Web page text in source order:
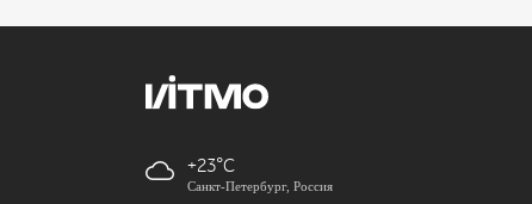
+23
Санкт-Петербург, Россия